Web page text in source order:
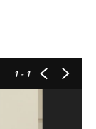
1 - 1